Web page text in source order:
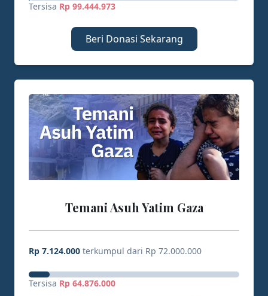
Tersisa Rp 99.444.973
Beri Donasi Sekarang
Temani Asuh Yatim Gaza
Rp 7.124.000 terkumpul dari Rp 72.000.000
Tersisa Rp 64.876.000